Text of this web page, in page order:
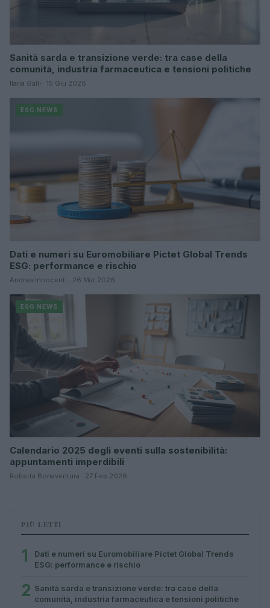
Sanità sarda e transizione verde: tra case della
comunità, industria farmaceutica e tensioni politiche
Ilaria Galli · 15 Giu 2026
ESG NEWS
Dati e numeri su Euromobiliare Pictet Global Trends
ESG: performance e rischio
Andrea Innocenti · 26 Mar 2026
ESG NEWS
Calendario 2025 degli eventi sulla sostenibilità:
appuntamenti imperdibili
Roberta Bonaventura · 27 Feb 2026
PIÙ LETTI
1
Dati e numeri su Euromobiliare Pictet Global Trends
ESG: performance e rischio
2 Sanità sarda e transizione verde: tra case della
comunità, industria farmaceutica e tensioni politiche